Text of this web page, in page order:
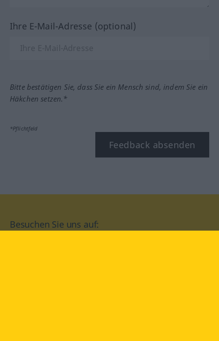
Ihre E-Mail-Adresse (optional)
Bitte bestätigen Sie, dass Sie ein Mensch sind, indem Sie ein
Häkchen setzen.*
*Pflichtfeld
Feedback absenden
Besuchen Sie uns auf: